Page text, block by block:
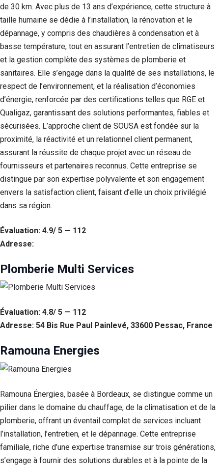
de 30 km. Avec plus de 13 ans d’expérience, cette structure à
taille humaine se dédie à l’installation, la rénovation et le
dépannage, y compris des chaudières à condensation et à
basse température, tout en assurant l’entretien de climatiseurs
et la gestion complète des systèmes de plomberie et
sanitaires. Elle s’engage dans la qualité de ses installations, le
respect de l’environnement, et la réalisation d’économies
d’énergie, renforcée par des certifications telles que RGE et
Qualigaz, garantissant des solutions performantes, fiables et
sécurisées. L’approche client de SOUSA est fondée sur la
proximité, la réactivité et un relationnel client permanent,
assurant la réussite de chaque projet avec un réseau de
fournisseurs et partenaires reconnus. Cette entreprise se
distingue par son expertise polyvalente et son engagement
envers la satisfaction client, faisant d’elle un choix privilégié
dans sa région.
Évaluation: 4.9/ 5 — 112
Adresse:
Plomberie Multi Services
Évaluation: 4.8/ 5 — 112
Adresse: 54 Bis Rue Paul Painlevé, 33600 Pessac, France
Ramouna Energies
Ramouna Énergies, basée à Bordeaux, se distingue comme un
pilier dans le domaine du chauffage, de la climatisation et de la
plomberie, offrant un éventail complet de services incluant
l’installation, l’entretien, et le dépannage. Cette entreprise
familiale, riche d’une expertise transmise sur trois générations,
s’engage à fournir des solutions durables et à la pointe de la